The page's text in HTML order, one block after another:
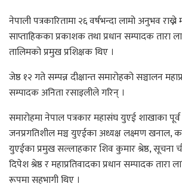
नेपाली पत्रकारितामा २६ वर्षभन्दा लामो अनुभव राख्ने
साप्ताहिकका प्रकाशक तथा प्रधान सम्पादक तारा
तालिमको प्रमुख प्रशिक्षक थिए ।
जेष्ठ १२ गते सम्पन्न दीक्षान्त समारोहको सञ्चालन
सम्पादक अनिता रसाइलीले गरिन् ।
समारोहमा नेपाल पत्रकार महासंघ युएई शाखाका
जनप्रगतिशील मञ्च युएईका अध्यक्ष लक्ष्मण खनाल,
युएईका प्रमुख सल्लाहकार शिव कुमार श्रेष्ठ, सूचना
दिपेश श्रेष्ठ र महाप्रतिवादका प्रधान सम्पादक तारा
रूपमा सहभागी थिए ।